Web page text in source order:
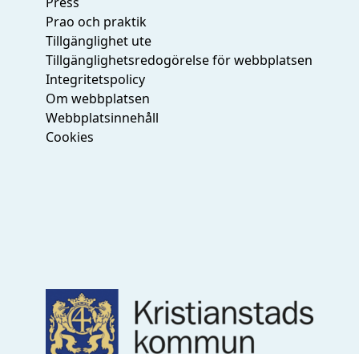
Prao och praktik
Tillgänglighet ute
Tillgänglighetsredogörelse för webbplatsen
Integritetspolicy
Om webbplatsen
Webbplatsinnehåll
Cookies